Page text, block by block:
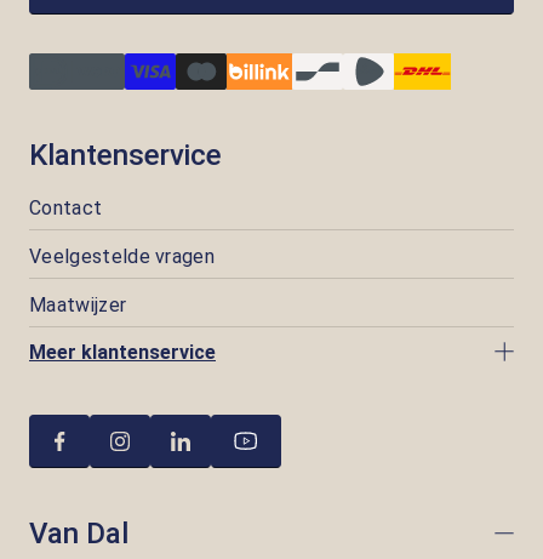
Klantenservice
Contact
Veelgestelde vragen
Maatwijzer
Meer klantenservice
Van Dal